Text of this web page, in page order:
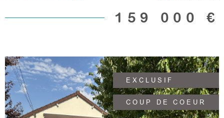
159 000 €
EXCLUSIF
COUP DE COEUR